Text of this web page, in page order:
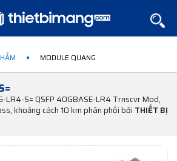
MODULE QUANG
LR4-S= QSFP 40GBASE-LR4 Trnscvr Mod,
khoảng cách 10 km phân phối bởi THIẾT BỊ